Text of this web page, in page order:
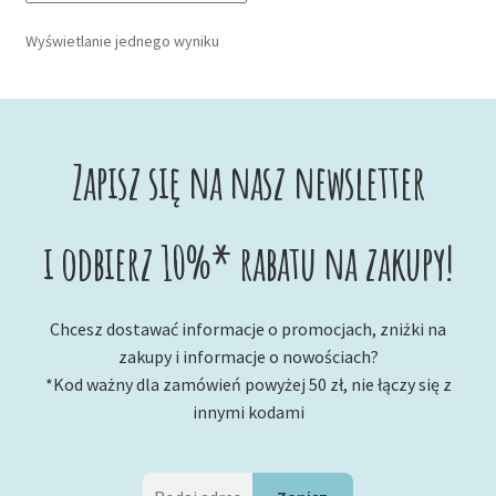
Wyświetlanie jednego wyniku
Zapisz się na nasz newsletter
i odbierz 10%* rabatu na zakupy!
Chcesz dostawać informacje o promocjach, zniżki na
zakupy i informacje o nowościach?
*Kod ważny dla zamówień powyżej 50 zł, nie łączy się z
innymi kodami